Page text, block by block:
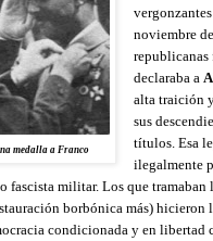
medalla a Franco
noviembre
republicanas
declaraba a
alta traición
sus
títulos. Esa
ilegalmente
fascista militar. Los que tramaban
borbónica más) hicieron
condicionada y en libertad